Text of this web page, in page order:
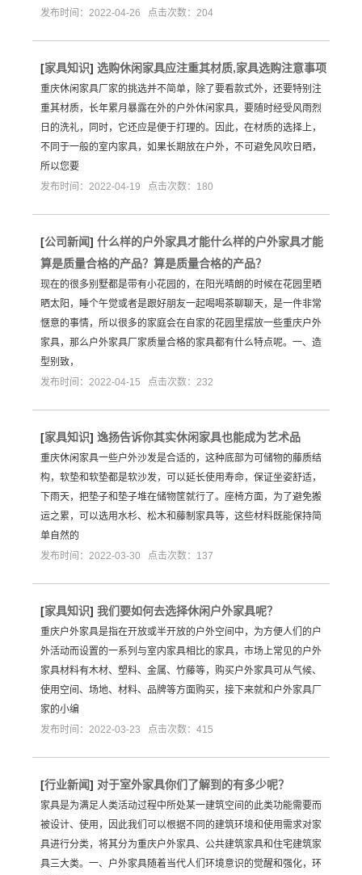
发布时间：2022-04-26 点击次数：204
[家具知识] 选购休闲家具应注重其材质,家具选购注意事项
重庆休闲家具厂家的挑选并不简单，除了要看款式外，还要特别注
重其材质，长年累月暴露在外的户外休闲家具，要随时经受风雨烈
日的洗礼，同时，它还应是便于打理的。因此，在材质的选择上，
不同于一般的室内家具，如果长期放在户外，不可避免风吹日晒，
所以您要
发布时间：2022-04-19 点击次数：180
[公司新闻] 什么样的户外家具才能什么样的户外家具才能
算是质量合格的产品？算是质量合格的产品？
现在的很多别墅都是带有小花园的，在阳光晴朗的时候在花园里晒
晒太阳，睡个午觉或者是跟好朋友一起喝喝茶聊聊天，是一件非常
惬意的事情，所以很多的家庭会在自家的花园里摆放一些重庆户外
家具，那么户外家具厂家质量合格的家具都有什么特点呢。一、造
型别致，
发布时间：2022-04-15 点击次数：232
[家具知识] 逸扬告诉你其实休闲家具也能成为艺术品
重庆休闲家具一些户外沙发是合适的，这种底部为可储物的藤质结
构，软垫和软垫都是软沙发，可以延长使用寿命，保证坐姿舒适，
下雨天，把垫子和垫子堆在储物筐就行了。座椅方面，为了避免搬
运之累，可以选用水杉、松木和藤制家具等，这些材料既能保持简
单自然的
发布时间：2022-03-30 点击次数：137
[家具知识] 我们要如何去选择休闲户外家具呢？
重庆户外家具是指在开放或半开放的户外空间中，为方便人们的户
外活动而设置的一系列与室内家具相比的家具，市场上常见的户外
家具材料有木材、塑料、金属、竹藤等，购买户外家具可从气候、
使用空间、场地、材料、品牌等方面购买，接下来就和户外家具厂
家的小编
发布时间：2022-03-23 点击次数：415
[行业新闻] 对于室外家具你们了解到的有多少呢？
家具是为满足人类活动过程中所处某一建筑空间的此类功能需要而
被设计、使用，因此我们可以根据不同的建筑环境和使用需求对家
具进行分类，将其分为重庆户外家具、公共建筑家具和住宅建筑家
具三大类。一、户外家具随着当代人们环境意识的觉醒和强化，环